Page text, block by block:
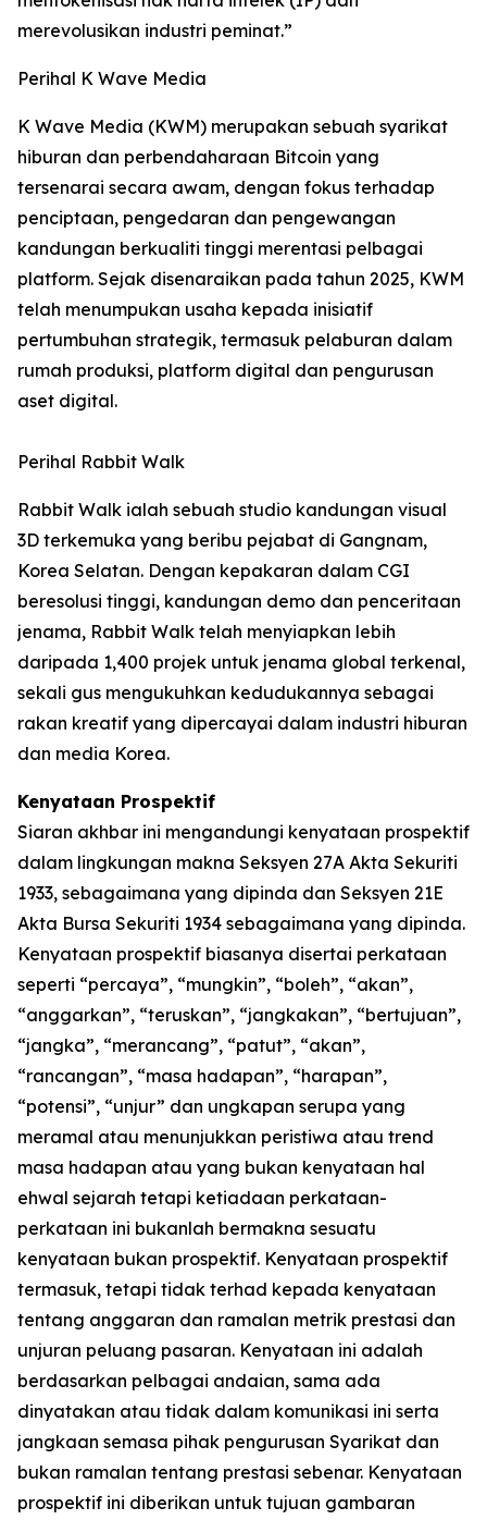
merevolusikan industri peminat.”
Perihal K Wave Media
K Wave Media (KWM) merupakan sebuah syarikat
hiburan dan perbendaharaan Bitcoin yang
tersenarai secara awam, dengan fokus terhadap
penciptaan, pengedaran dan pengewangan
kandungan berkualiti tinggi merentasi pelbagai
platform. Sejak disenaraikan pada tahun 2025, KWM
telah menumpukan usaha kepada inisiatif
pertumbuhan strategik, termasuk pelaburan dalam
rumah produksi, platform digital dan pengurusan
aset digital.
Perihal Rabbit Walk
Rabbit Walk ialah sebuah studio kandungan visual
3D terkemuka yang beribu pejabat di Gangnam,
Korea Selatan. Dengan kepakaran dalam CGI
beresolusi tinggi, kandungan demo dan penceritaan
jenama, Rabbit Walk telah menyiapkan lebih
daripada 1,400 projek untuk jenama global terkenal,
sekali gus mengukuhkan kedudukannya sebagai
rakan kreatif yang dipercayai dalam industri hiburan
dan media Korea.
Kenyataan Prospektif
Siaran akhbar ini mengandungi kenyataan prospektif
dalam lingkungan makna Seksyen 27A Akta Sekuriti
1933, sebagaimana yang dipinda dan Seksyen 21E
Akta Bursa Sekuriti 1934 sebagaimana yang dipinda.
Kenyataan prospektif biasanya disertai perkataan
seperti “percaya”, “mungkin”, “boleh”, “akan”,
“anggarkan”, “teruskan”, “jangkakan”, “bertujuan”,
“jangka”, “merancang”, “patut”, “akan”,
“rancangan”, “masa hadapan”, “harapan”,
“potensi”, “unjur” dan ungkapan serupa yang
meramal atau menunjukkan peristiwa atau trend
masa hadapan atau yang bukan kenyataan hal
ehwal sejarah tetapi ketiadaan perkataan-
perkataan ini bukanlah bermakna sesuatu
kenyataan bukan prospektif. Kenyataan prospektif
termasuk, tetapi tidak terhad kepada kenyataan
tentang anggaran dan ramalan metrik prestasi dan
unjuran peluang pasaran. Kenyataan ini adalah
berdasarkan pelbagai andaian, sama ada
dinyatakan atau tidak dalam komunikasi ini serta
jangkaan semasa pihak pengurusan Syarikat dan
bukan ramalan tentang prestasi sebenar. Kenyataan
prospektif ini diberikan untuk tujuan gambaran